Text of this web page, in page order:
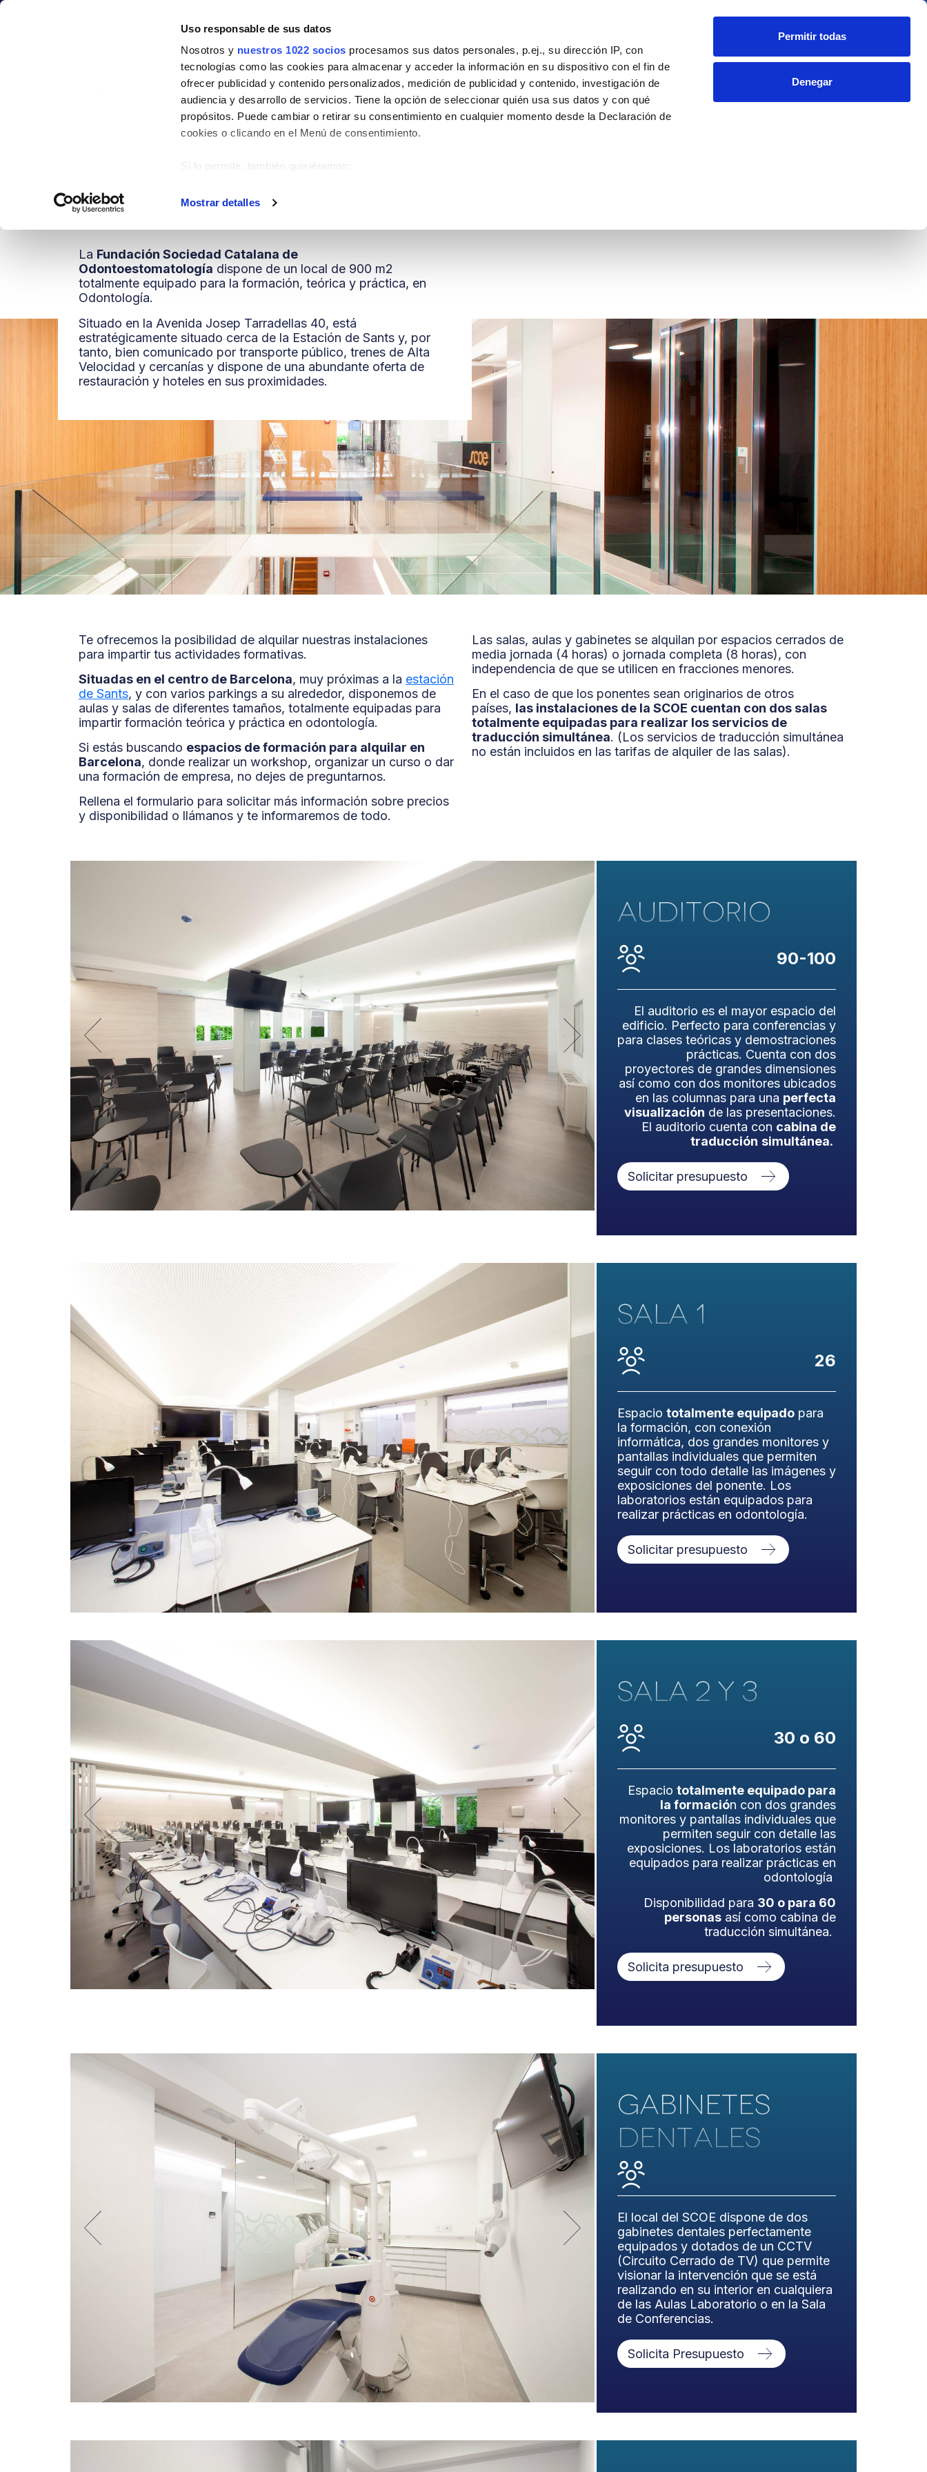
Uso responsable de sus datos
Nosotros y nuestros 1022 socios procesamos sus datos personales, p.ej., su dirección IP, con
tecnologías como las cookies para almacenar y acceder la información en su dispositivo con el fin de
ofrecer publicidad y contenido personalizados, medición de publicidad y contenido, investigación de
audiencia y desarrollo de servicios. Tiene la opción de seleccionar quién usa sus datos y con qué
propósitos. Puede cambiar o retirar su consentimiento en cualquier momento desde la Declaración de
cookies o clicando en el Menú de consentimiento.
Si lo permite, también quisiéramos:
metros
Obtenga más información sobre cómo se procesan sus datos personales y establezca sus preferencias
en lasección de datos. Puede cambiar o retirar su consentimiento en cualquier momento en la
Declaración de cookies.
Las cookies de este sitio web se usan para personalizar el contenido y los anuncios, ofrecer funciones de
redes sociales y analizar el tráfico. Además, compartimos información sobre el uso que haga del sitio web
con nuestros partners de redes sociales, publicidad y análisis web, quienes pueden combinarla con otra
información que les haya proporcionado o que hayan recopilado a partir del uso que haya hecho de sus
servicios.
Mostrar detalles
Permitir todas
Denegar
Sociedad Formación Alquiler de espacios
Alquiler de espacios
alquila nuestras instalaciones para impartir tus actividades formativas
ALQUILER DE ESPACIOS
La Fundación Sociedad Catalana de
Odontoestomatología dispone de un local de 900 m2
totalmente equipado para la formación, teórica y práctica, en
Odontología.
Situado en la Avenida Josep Tarradellas 40, está
estratégicamente situado cerca de la Estación de Sants y, por
tanto, bien comunicado por transporte público, trenes de Alta
Velocidad y cercanías y dispone de una abundante oferta de
restauración y hoteles en sus proximidades.
Te ofrecemos la posibilidad de alquilar nuestras instalaciones
para impartir tus actividades formativas.
Situadas en el centro de Barcelona, muy próximas a la estación
de Sants, y con varios parkings a su alrededor, disponemos de
aulas y salas de diferentes tamaños, totalmente equipadas para
impartir formación teórica y práctica en odontología.
Si estás buscando espacios de formación para alquilar en
Barcelona, donde realizar un workshop, organizar un curso o dar
una formación de empresa, no dejes de preguntarnos.
Rellena el formulario para solicitar más información sobre precios
y disponibilidad o llámanos y te informaremos de todo.
Las salas, aulas y gabinetes se alquilan por espacios cerrados de
media jornada (4 horas) o jornada completa (8 horas), con
independencia de que se utilicen en fracciones menores.
En el caso de que los ponentes sean originarios de otros
países, las instalaciones de la SCOE cuentan con dos salas
totalmente equipadas para realizar los servicios de
traducción simultánea. (Los servicios de traducción simultánea
no están incluidos en las tarifas de alquiler de las salas).
AUDITORIO
90-100
El auditorio es el mayor espacio del
edificio. Perfecto para conferencias y
para clases teóricas y demostraciones
prácticas. Cuenta con dos
proyectores de grandes dimensiones
así como con dos monitores ubicados
en las columnas para una perfecta
visualización de las presentaciones.
El auditorio cuenta con cabina de
traducción simultánea.
Solicitar presupuesto
SALA 1
26
Espacio totalmente equipado para
la formación, con conexión
informática, dos grandes monitores y
pantallas individuales que permiten
seguir con todo detalle las imágenes y
exposiciones del ponente. Los
laboratorios están equipados para
realizar prácticas en odontología.
Solicitar presupuesto
SALA 2 Y 3
30 o 60
Espacio totalmente equipado para
la formación con dos grandes
monitores y pantallas individuales que
permiten seguir con detalle las
exposiciones. Los laboratorios están
equipados para realizar prácticas en
odontología
Disponibilidad para 30 o para 60
personas así como cabina de
traducción simultánea.
Solicita presupuesto
GABINETES
DENTALES
El local del SCOE dispone de dos
gabinetes dentales perfectamente
equipados y dotados de un CCTV
(Circuito Cerrado de TV) que permite
visionar la intervención que se está
realizando en su interior en cualquiera
de las Aulas Laboratorio o en la Sala
de Conferencias.
Solicita Presupuesto